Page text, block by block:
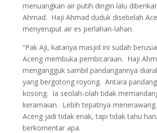
menuangkan air putih dingin lalu
Ahmad. Haji Ahmad duduk disebelah
menyeruput air es perlahan-lahan.
“Pak Aji, katanya masjid ini sudah
Aceng membuka pembicaraan. Haji
mengangguk sambil pandangannya
yang bergotong royong. Antara
kosong. Ia seolah-olah tidak
keramaian. Lebih tepatnya
Aceng jadi tidak enak, tapi tidak tahu
berkomentar apa.